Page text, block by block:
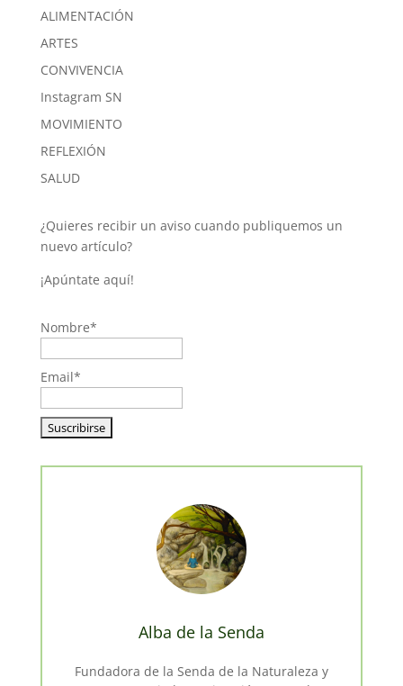
ALIMENTACIÓN
ARTES
CONVIVENCIA
Instagram SN
MOVIMIENTO
REFLEXIÓN
SALUD
¿Quieres recibir un aviso cuando publiquemos un
nuevo artículo?
¡Apúntate aquí!
Nombre*
Email*
Alba de la Senda
Fundadora de la Senda de la Naturaleza y